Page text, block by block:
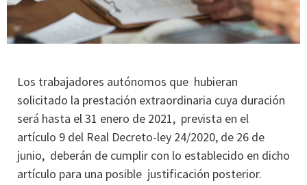
Los trabajadores autónomos que hubieran
solicitado la prestación extraordinaria cuya duración
será hasta el 31 enero de 2021, prevista en el
artículo 9 del Real Decreto-ley 24/2020, de 26 de
junio, deberán de cumplir con lo establecido en dicho
artículo para una posible justificación posterior.